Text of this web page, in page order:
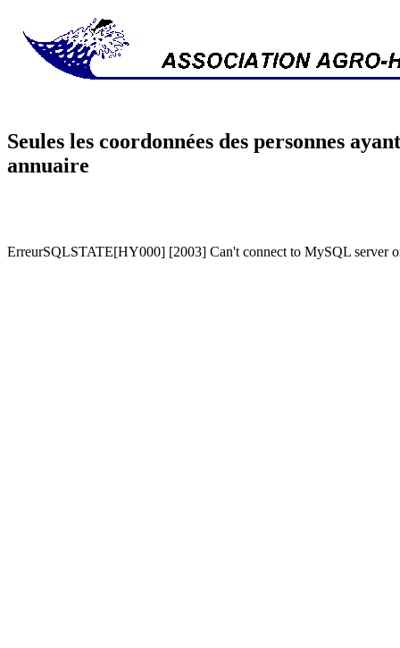
Seules les coordonnées des personnes
annuaire
ErreurSQLSTATE[HY000] [2003] Can't connect to MySQL server